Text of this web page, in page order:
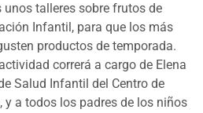
talleres sobre frutos de
Infantil, para que los más
productos de temporada.
correrá a cargo de Elena
Salud Infantil del Centro de
y a todos los padres de los niños